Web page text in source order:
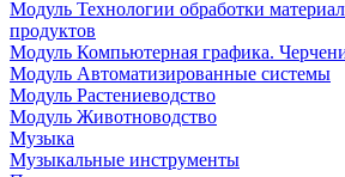
Модуль Технологии обработки
продуктов
Модуль Компьютерная графика.
Модуль Автоматизированные системы
Модуль Растениеводство
Модуль Животноводство
Музыка
Музыкальные инструменты